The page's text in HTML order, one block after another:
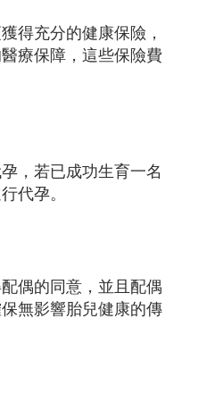
得充分的健康保險，
療保障，這些保險費
，若已成功生育一名
代孕。
偶的同意，並且配偶
無影響胎兒健康的傳